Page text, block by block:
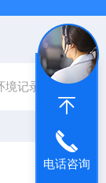
记录仪
电话咨询